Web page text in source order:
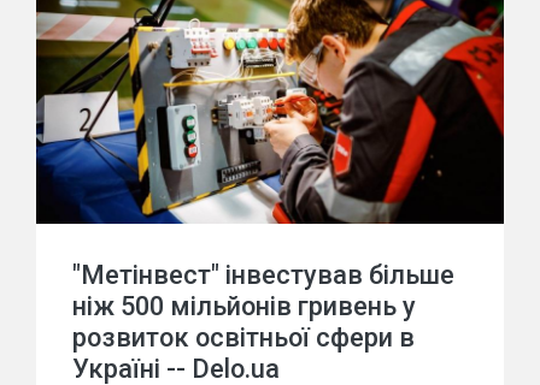
"Метінвест" інвестував більше
ніж 500 мільйонів гривень у
розвиток освітньої сфери в
Україні -- Delo.ua